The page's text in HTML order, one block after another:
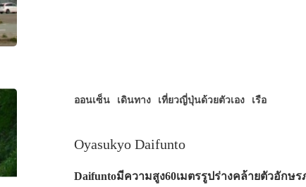
ออนเซ็น เดินทาง เที่ยวญี่ปุ่นด้วยตัวเอง เรือ
Oyasukyo Daifunto
Daifuntoมีความสูง60เมตรรูปร่างคล้ายตัวอักษ